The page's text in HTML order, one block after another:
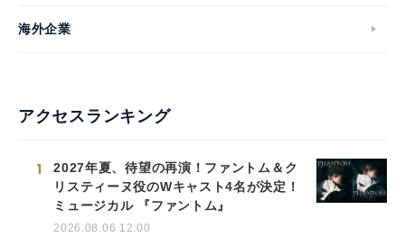
海外企業
アクセスランキング
1
2027年夏、待望の再演！ファントム＆ク
リスティーヌ役のWキャスト4名が決定！
ミュージカル 『ファントム』
2026.08.06 12:00